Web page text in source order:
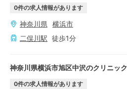
0件の求人情報があります
神奈川県
横浜市
二俣川駅 徒歩1分
神奈川県横浜市旭区中沢のクリニック
0件の求人情報があります